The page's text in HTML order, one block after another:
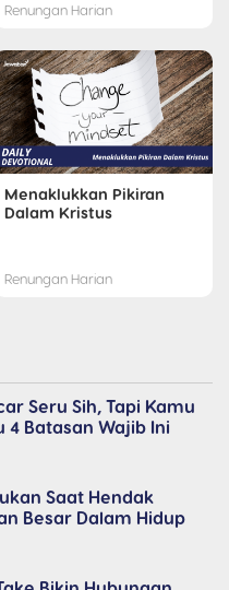
Renungan Harian
Menaklukkan Pikiran
Dalam Kristus
Renungan Harian
Seru Sih, Tapi Kamu
4 Batasan Wajib Ini
Saat Hendak
Besar Dalam Hidup